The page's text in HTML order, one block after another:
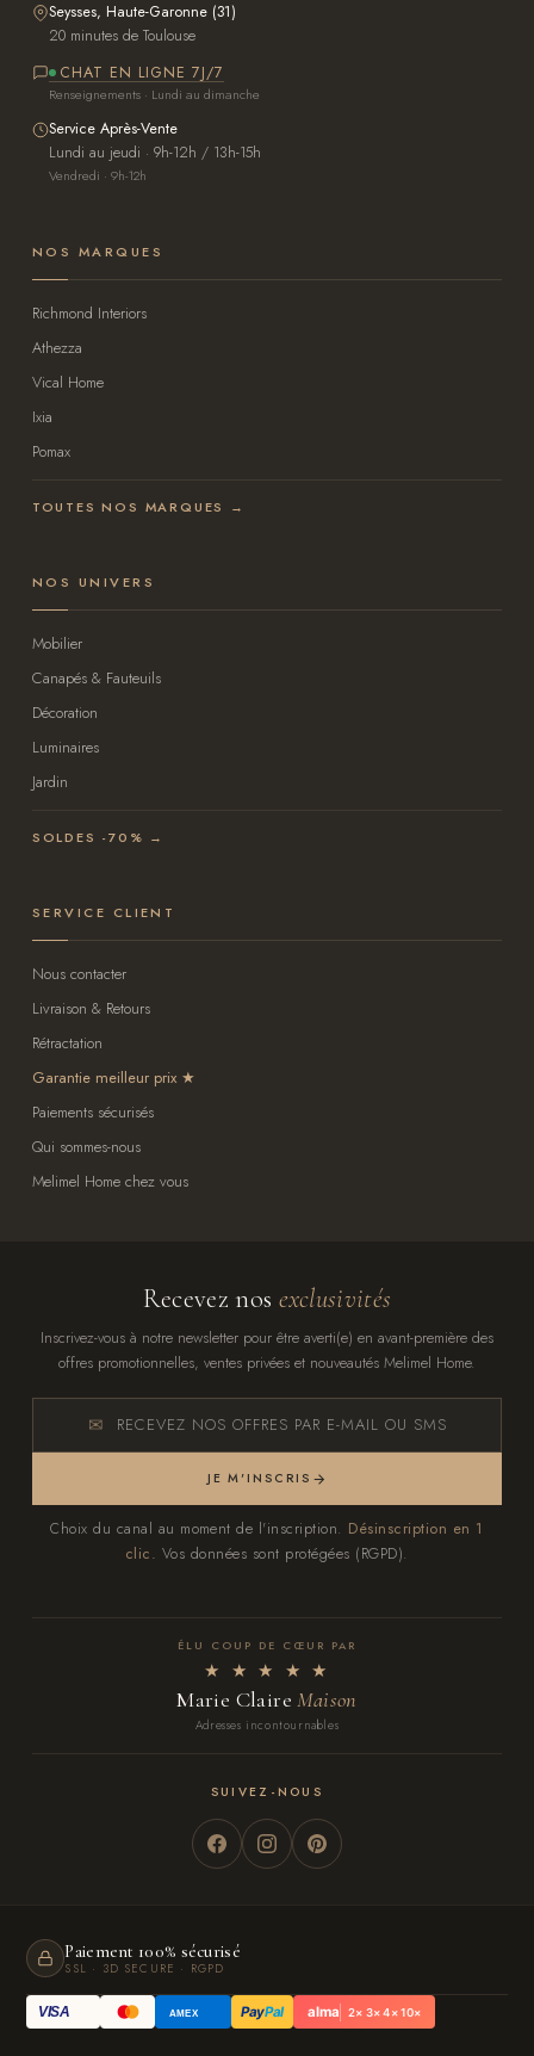
Seysses, Haute-Garonne (31)
20 minutes de Toulouse
CHAT EN LIGNE 7J/7
Renseignements · Lundi au dimanche
Service Après-Vente
Lundi au jeudi · 9h-12h / 13h-15h
Vendredi · 9h-12h
NOS MARQUES
Richmond Interiors
Athezza
Vical Home
Ixia
Pomax
TOUTES NOS MARQUES →
NOS UNIVERS
Mobilier
Canapés & Fauteuils
Décoration
Luminaires
Jardin
SOLDES -70% →
SERVICE CLIENT
Nous contacter
Livraison & Retours
Rétractation
Garantie meilleur prix
Paiements sécurisés
Qui sommes-nous
Melimel Home chez vous
Recevez nos exclusivités
Inscrivez-vous à notre newsletter pour être averti(e) en avant-première des
offres promotionnelles, ventes privées et nouveautés Melimel Home.
RECEVEZ NOS OFFRES PAR E-MAIL OU SMS
JE M'INSCRIS
Choix du canal au moment de l'inscription. Désinscription en 1
clic. Vos données sont protégées (RGPD).
ÉLU COUP DE CŒUR PAR
★ ★ ★ ★ ★
Marie ClaireMaison
Adresses incontournables
SUIVEZ-NOUS
Paiement 100% sécurisé
SSL · 3D SECURE · RGPD
VISA AMEX PayPal alma 2× 3× 4× 10×